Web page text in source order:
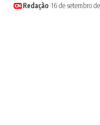
Redação 16 de setembro